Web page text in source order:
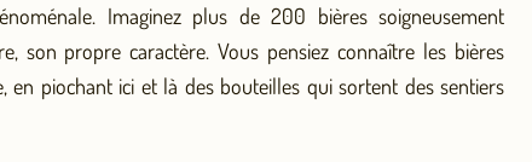
Imaginez plus de 200 bières soigneusement
son propre caractère. Vous pensiez connaître les bières
en piochant ici et là des bouteilles qui sortent des sentiers